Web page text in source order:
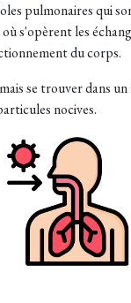
pulmonaires qui
s'opèrent les
du corps.
se trouver dans
nocives.​